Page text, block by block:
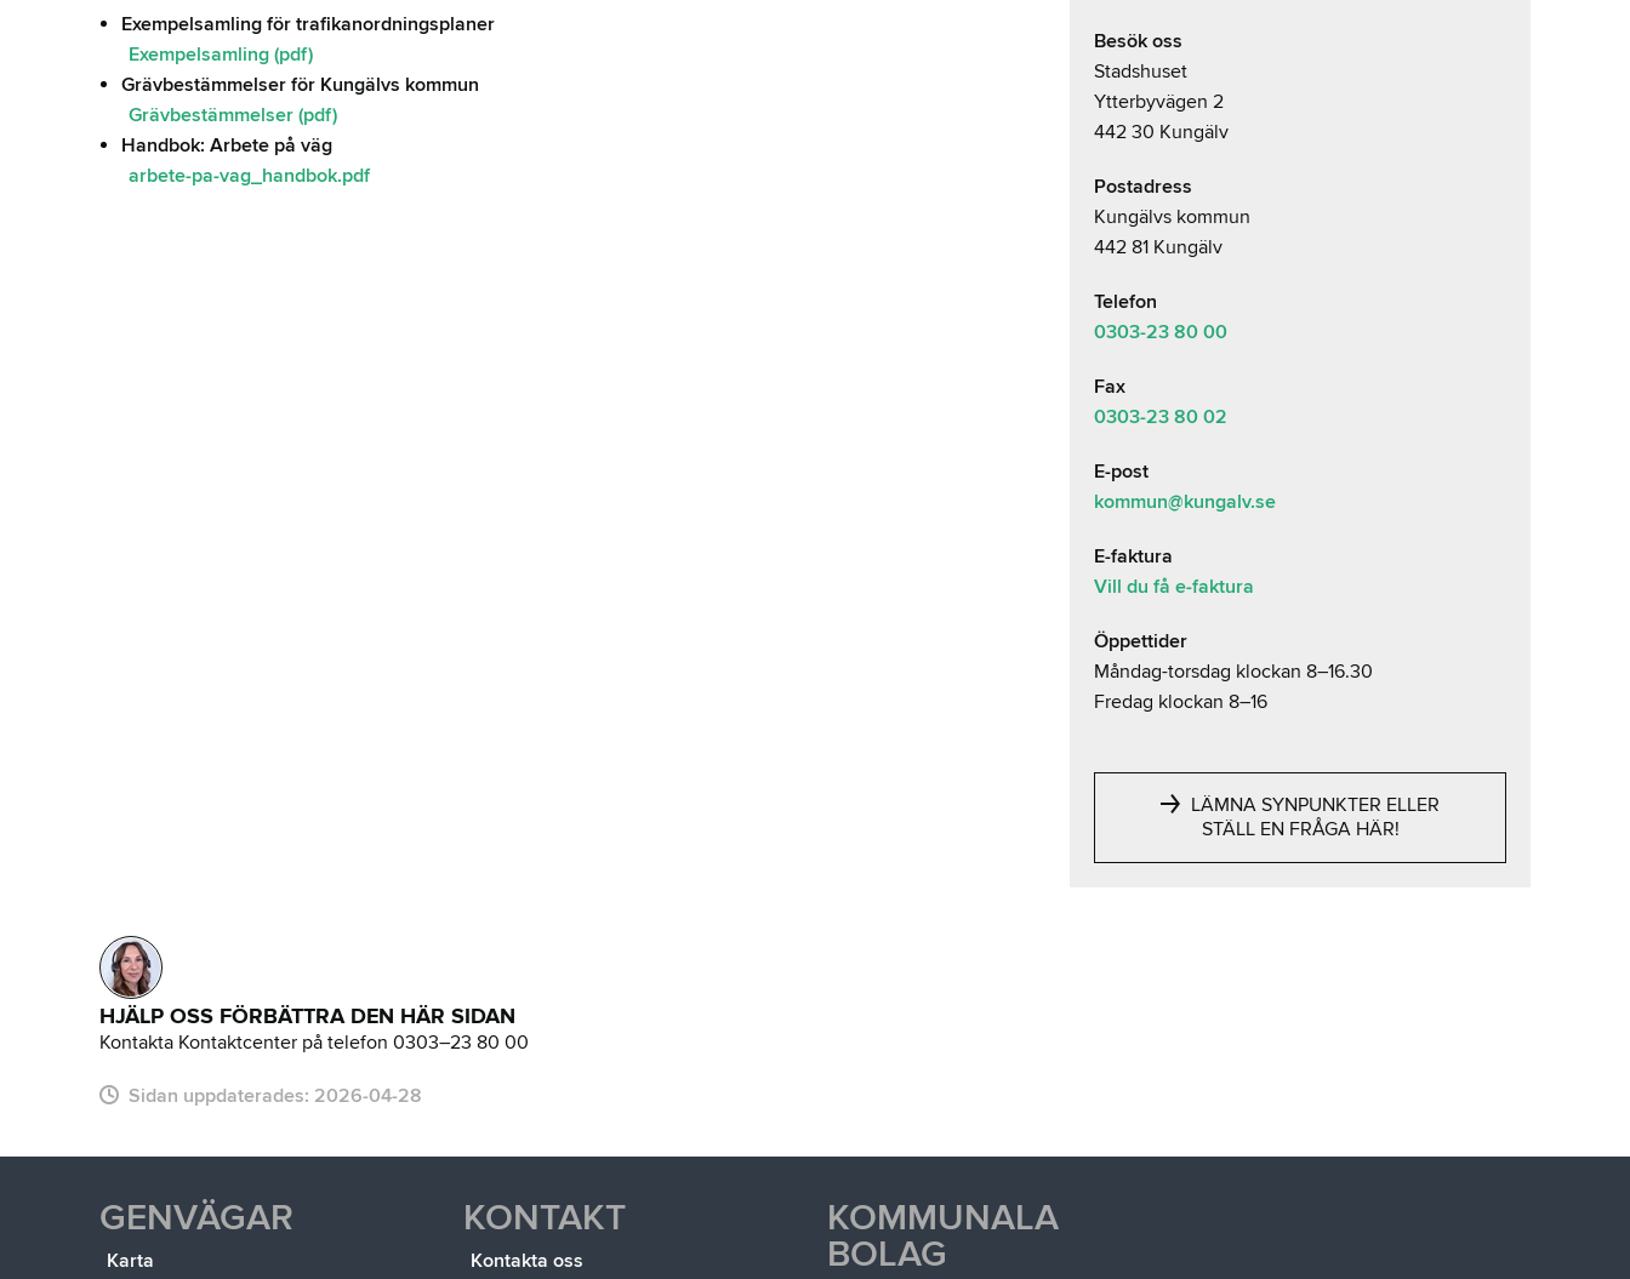
Exempelsamling för trafikanordningsplaner
Exempelsamling (pdf)
Grävbestämmelser för Kungälvs kommun
Grävbestämmelser (pdf)
Handbok: Arbete på väg
arbete-pa-vag_handbok.pdf
Besök oss
Stadshuset
Ytterbyvägen 2
442 30 Kungälv
Postadress
Kungälvs kommun
442 81 Kungälv
Telefon
0303-23 80 00
Fax
0303-23 80 02
E-post
kommun@kungalv.se
E-faktura
Vill du få e-faktura
Öppettider
Måndag-torsdag klockan 8–16.30
Fredag klockan 8–16
LÄMNA SYNPUNKTER ELLER
STÄLL EN FRÅGA HÄR!
HJÄLP OSS FÖRBÄTTRA DEN HÄR SIDAN
Kontakta Kontaktcenter på telefon 0303–23 80 00
Sidan uppdaterades: 2026-04-28
GENVÄGAR
Karta
KONTAKT
Kontakta oss
KOMMUNALA
BOLAG